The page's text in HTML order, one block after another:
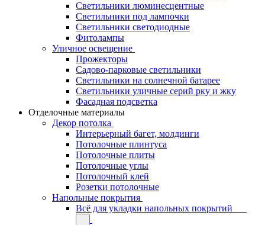
Светильники люминесцентные
Светильники под лампочки
Светильники светодиодные
Фитолампы
Уличное освещение
Прожекторы
Садово-парковые светильники
Светильники на солнечной батарее
Светильники уличные серий рку и жку
Фасадная подсветка
Отделочные материалы
Декор потолка
Интерьерный багет, молдинги
Потолочные плинтуса
Потолочные плиты
Потолочные углы
Потолочный клей
Розетки потолочные
Напольные покрытия
Всё для укладки напольных покрытий